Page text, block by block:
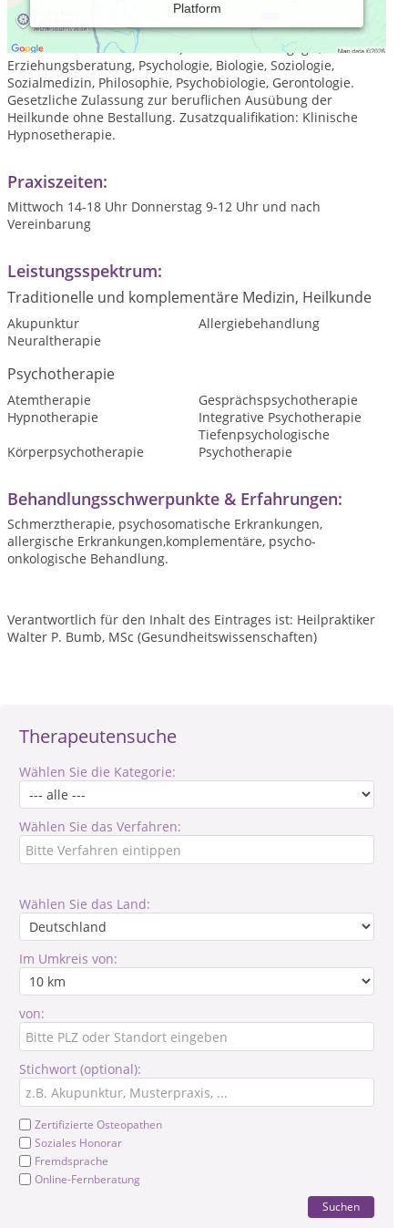
Therapeutensuche
Wählen Sie die Kategorie:
Wählen Sie das Verfahren:
Wählen Sie das Land:
Im Umkreis von:
von:
Stichwort (optional):
Zertifizierte Osteopathen
Soziales Honorar
Fremdsprache
Online-Fernberatung
Suchen
Platform
Akademischer Grad: Master of Science "MSc"
(komplementäre,psychosoziale,und integrative
Gesundheitswissenschaften). Studien in Pädagogik,
Erziehungsberatung, Psychologie, Biologie, Soziologie,
Sozialmedizin, Philosophie, Psychobiologie, Gerontologie.
Gesetzliche Zulassung zur beruflichen Ausübung der
Heilkunde ohne Bestallung. Zusatzqualifikation: Klinische
Hypnosetherapie.
Praxiszeiten:
Mittwoch 14-18 Uhr Donnerstag 9-12 Uhr und nach
Vereinbarung
Leistungsspektrum:
Traditionelle und komplementäre Medizin, Heilkunde
Akupunktur
Allergiebehandlung
Neuraltherapie
Psychotherapie
Atemtherapie
Gesprächspsychotherapie
Hypnotherapie
Integrative Psychotherapie
Körperpsychotherapie
Tiefenpsychologische
Psychotherapie
Behandlungsschwerpunkte & Erfahrungen:
Schmerztherapie, psychosomatische Erkrankungen,
allergische Erkrankungen,komplementäre, psycho-
onkologische Behandlung.
Verantwortlich für den Inhalt des Eintrages ist: Heilpraktiker
Walter P. Bumb, MSc (Gesundheitswissenschaften)